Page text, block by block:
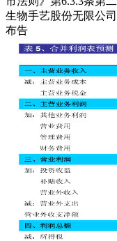
生物手艺股份无限公
布告